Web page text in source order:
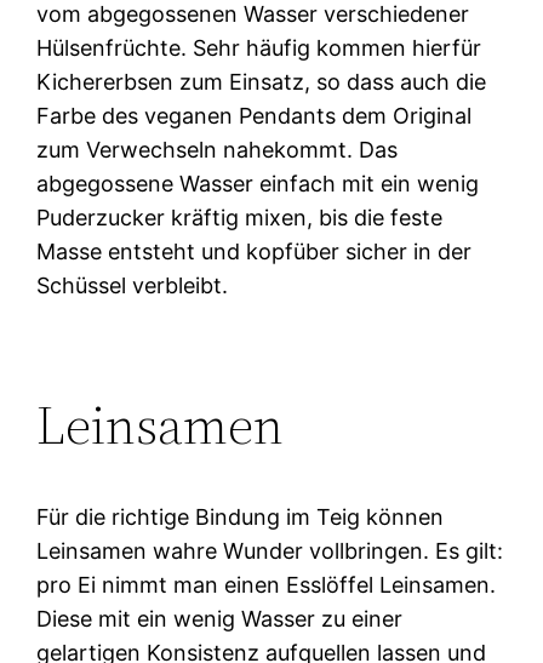
vom abgegossenen Wasser verschiedener
Hülsenfrüchte. Sehr häufig kommen hierfür
Kichererbsen zum Einsatz, so dass auch die
Farbe des veganen Pendants dem Original
zum Verwechseln nahekommt. Das
abgegossene Wasser einfach mit ein wenig
Puderzucker kräftig mixen, bis die feste
Masse entsteht und kopfüber sicher in der
Schüssel verbleibt.
Leinsamen
Für die richtige Bindung im Teig können
Leinsamen wahre Wunder vollbringen. Es gilt:
pro Ei nimmt man einen Esslöffel Leinsamen.
Diese mit ein wenig Wasser zu einer
gelartigen Konsistenz aufquellen lassen und